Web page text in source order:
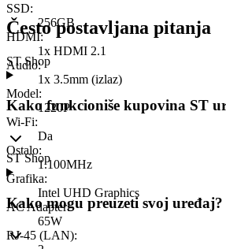
SSD:
256GB
HDMI:
1x HDMI 2.1
Audio:
1x 3.5mm (izlaz)
Model:
1220P
Wi-Fi:
Da
Ostalo:
1.100MHz
Grafika:
Intel UHD Graphics
AC Adapter:
65W
RJ-45 (LAN):
Često postavljana pitanja
ST Shop
Kako funkcioniše kupovina ST
ST Shop
Kako mogu preuzeti svoj uređaj?